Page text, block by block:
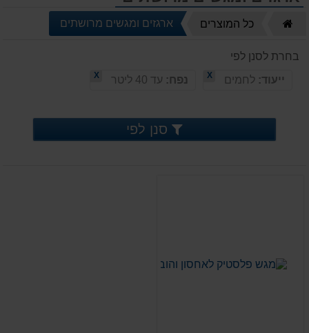
כל המוצרים ארגזים ומגשים מרושתים
בחרת לסנן לפי
ייעוד: לחמים X נפח: עד 40 ליטר X
סנן לפי